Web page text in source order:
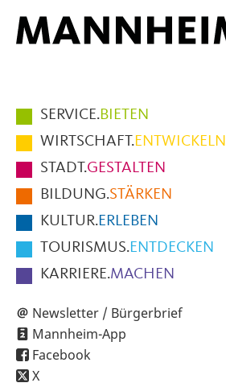
Hauptmenüpunkte
im
Fußbereich
der
Seite
SERVICE.BIETEN
WIRTSCHAFT.ENTWICKELN
STADT.GESTALTEN
BILDUNG.STÄRKEN
KULTUR.ERLEBEN
TOURISMUS.ENTDECKEN
KARRIERE.MACHEN
Newsletter / Bürgerbrief
Mannheim-App
Facebook
X